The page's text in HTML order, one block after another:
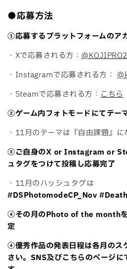
●応募方法
①応募するプラットフォームのア
・Xで応募される方：
・Instagramで応募される方：
・Steamで応募される方：こちら
②ゲーム内フォトモードにてテー
・11月のテーマは『自由課題』に
③ご自身のX or Instagram or
ュタグをつけて投稿し応募完了
・11月のハッシュタグは
#DSPhotomodeCP_Nov
④その月のPhoto of the month
定
④優秀作品の発表日程は各月のス
さい。SNS及びこちらのページ